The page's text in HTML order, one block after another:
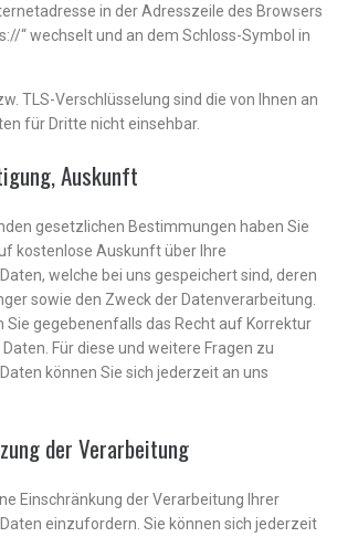
in der Adresszeile des Browsers
“ wechselt und an dem Schloss-Symbol in
TLS-Verschlüsselung sind die von Ihnen an
für Dritte nicht einsehbar.
Auskunft
gesetzlichen Bestimmungen haben Sie
kostenlose Auskunft über Ihre
welche bei uns gespeichert sind, deren
sowie den Zweck der Datenverarbeitung.
Sie gegebenenfalls das Recht auf Korrektur
Für diese und weitere Fragen zu
können Sie sich jederzeit an uns
der Verarbeitung
Einschränkung der Verarbeitung Ihrer
einzufordern. Sie können sich jederzeit